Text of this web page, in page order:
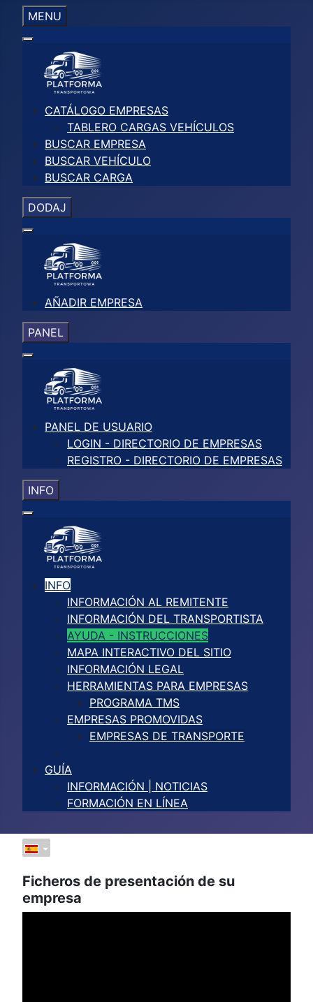
MENU
CATÁLOGO EMPRESAS
TABLERO CARGAS VEHÍCULOS
BUSCAR EMPRESA
BUSCAR VEHÍCULO
BUSCAR CARGA
DODAJ
AÑADIR EMPRESA
PANEL
PANEL DE USUARIO
LOGIN - DIRECTORIO DE EMPRESAS
REGISTRO - DIRECTORIO DE EMPRESAS
INFO
INFO
INFORMACIÓN AL REMITENTE
INFORMACIÓN DEL TRANSPORTISTA
AYUDA - INSTRUCCIONES
MAPA INTERACTIVO DEL SITIO
INFORMACIÓN LEGAL
HERRAMIENTAS PARA EMPRESAS
PROGRAMA TMS
EMPRESAS PROMOVIDAS
EMPRESAS DE TRANSPORTE
GUÍA
INFORMACIÓN | NOTICIAS
FORMACIÓN EN LÍNEA
Ficheros de presentación de su
empresa